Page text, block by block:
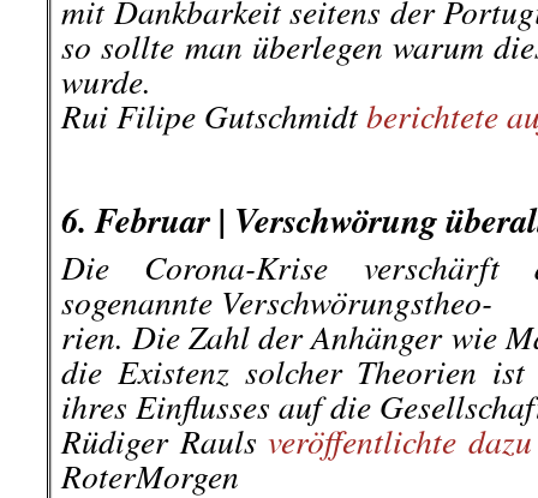
mit Dankbarkeit seitens der
so sollte man überlegen warum
wurde.
Rui Filipe Gutschmidtberichtete
6. Februar | Verschwörung
Die Corona-Krise verschärft
sogenannte Verschwörungstheo-
rien. Die Zahl der Anhänger wie
die Existenz solcher Theorien
ihres Einflusses auf die
Rüdiger Rauls veröffentlichte
RoterMorgen